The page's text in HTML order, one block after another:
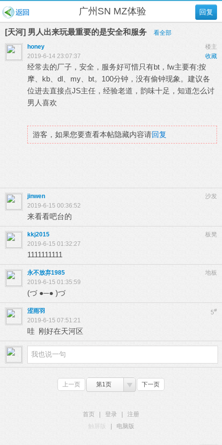
回复
广州SN MZ体验
[天河] 男人出来玩最重要的是安全和服务
看全部
楼主
honey
收藏
2019-6-14 23:07:37
经常去的厂子，安全，服务好可惜只有bt，fw主要有:按
摩、kb、dl、my、bt。100分钟，没有偷钟现象。建议各
位进去直接点JS主任，经验老道，韵味十足，知道怎么讨
男人喜欢
游客，如果您要查看本帖隐藏内容请回复
沙发
jinwen
2019-6-15 00:36:52
来看看吧台的
板凳
kkj2015
2019-6-15 01:32:27
1111111111
地板
永不放弃1985
2019-6-15 01:35:59
(づ ●─● )づ
5#
涩雨羽
2019-6-15 07:51:21
哇 刚好在天河区
上一页 第1页 下一页
首页 登录
注册
触屏版
电脑版